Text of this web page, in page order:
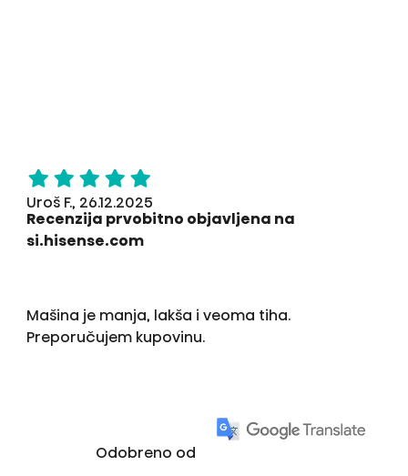
Uroš F., 26.12.2025
Recenzija prvobitno objavljena na
si.hisense.com
Mašina je manja, lakša i veoma tiha.
Preporučujem kupovinu.
Odobreno od